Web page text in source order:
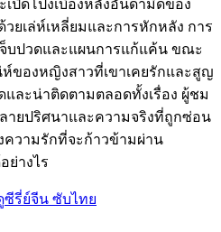
ปิดโปงเบื้องหลังอันดำมืดของ
ยเล่ห์เหลี่ยมและการหักหลัง การ
บปวดและแผนการแก้แค้น ขณะ
ของหญิงสาวที่เขาเคยรักและสูญ
และน่าติดตามตลอดทั้งเรื่อง ผู้ชม
ายปริศนาและความจริงที่ถูกซ่อน
ความรักที่จะก้าวข้ามผ่าน
ย่างไร
ซีรี่ย์จีน ซับไทย